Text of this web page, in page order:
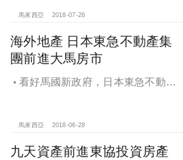
馬來西亞 2018-07-26
海外地產 日本東急不動產集
團前進大馬房市
看好馬國新政府，日本東急不動產
馬來西亞 2018-06-28
九天資產前進東協投資房產